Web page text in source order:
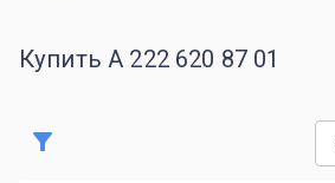
Купить A 222 620 87 01